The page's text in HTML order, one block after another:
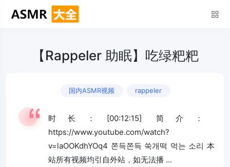
【Rappeler 助眠】吃绿粑粑
国内ASMR视频 rappeler
时长：[00:12:15] 简介：
https://www.youtube.com/watch?
v=laOOKdhYOq4 쫀득쫀득 쑥개떡 먹는 소리 本
站所有视频均引自外站，如无法播 ...